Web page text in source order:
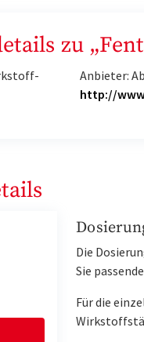
zu
Anbieter:
http://
Die
Sie
Für die